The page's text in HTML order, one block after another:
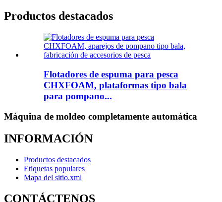
Productos destacados
Flotadores de espuma para pesca
CHXFOAM, plataformas tipo bala
para pompano...
Máquina de moldeo completamente automática
INFORMACIÓN
Productos destacados
Etiquetas populares
Mapa del sitio.xml
CONTÁCTENOS